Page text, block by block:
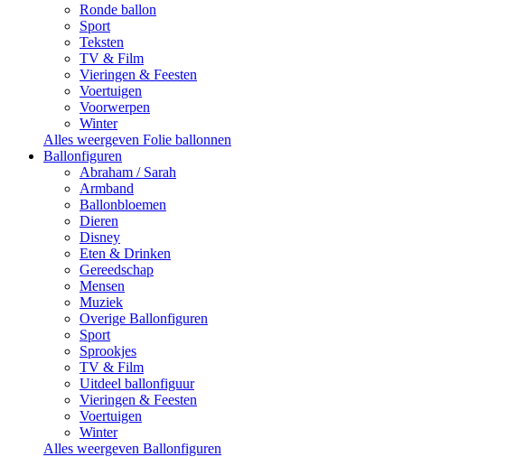
Ronde ballon
Sport
Teksten
TV & Film
Vieringen & Feesten
Voertuigen
Voorwerpen
Winter
Alles weergeven Folie ballonnen
Ballonfiguren
Abraham / Sarah
Armband
Ballonbloemen
Dieren
Disney
Eten & Drinken
Gereedschap
Mensen
Muziek
Overige Ballonfiguren
Sport
Sprookjes
TV & Film
Uitdeel ballonfiguur
Vieringen & Feesten
Voertuigen
Winter
Alles weergeven Ballonfiguren